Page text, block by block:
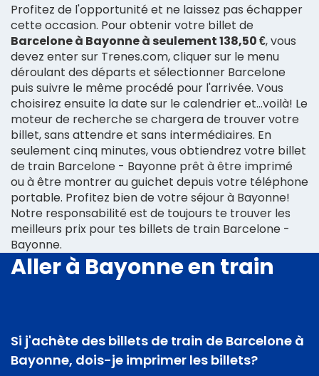
Profitez de l'opportunité et ne laissez pas échapper
cette occasion. Pour obtenir votre billet de
Barcelone à Bayonne à seulement 138,50 €, vous
devez enter sur Trenes.com, cliquer sur le menu
déroulant des départs et sélectionner Barcelone
puis suivre le même procédé pour l'arrivée. Vous
choisirez ensuite la date sur le calendrier et...voilà! Le
moteur de recherche se chargera de trouver votre
billet, sans attendre et sans intermédiaires. En
seulement cinq minutes, vous obtiendrez votre billet
de train Barcelone - Bayonne prêt à être imprimé
ou à être montrer au guichet depuis votre téléphone
portable. Profitez bien de votre séjour à Bayonne!
Notre responsabilité est de toujours te trouver les
meilleurs prix pour tes billets de train Barcelone -
Bayonne.
Aller à Bayonne en train
Si j'achète des billets de train de Barcelone à
Bayonne, dois-je imprimer les billets?